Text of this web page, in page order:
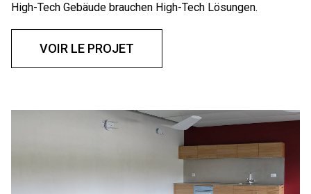
High-Tech Gebäude brauchen High-Tech Lösungen.
VOIR LE PROJET